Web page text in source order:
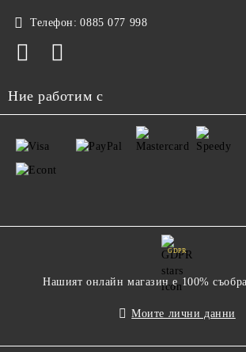
Телефон: 0885 077 998
Ние работим с
GDPR
Нашият онлайн магазин е 100%
Моите лични данни